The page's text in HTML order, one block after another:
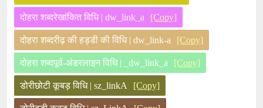
दोहरा शब्दरेखांकित विधि | dw_link_a [Copy]
दोहरा शब्दरीढ़ की हड्डी की विधि | dw_link-a [Copy]
दोहरा शब्दपूर्व-अंडरलाइन विधि | _dw_link_a [Copy]
डोरीछोटी कूबड़ विधि | sz_linkA [Copy]